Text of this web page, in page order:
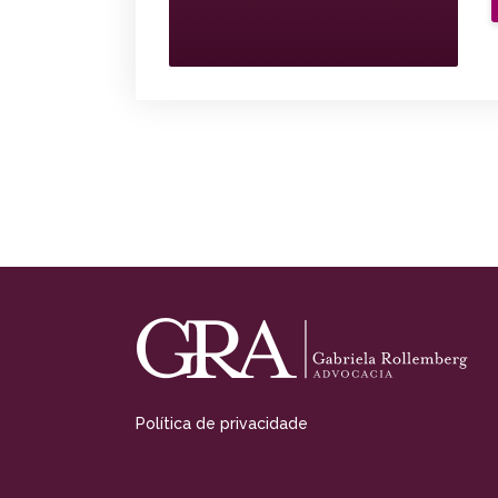
Política de privacidade